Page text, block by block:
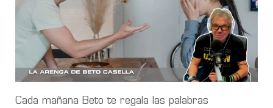
Cada mañana Beto te regala las palabras